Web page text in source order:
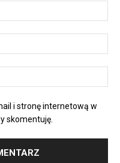
i stronę internetową w
skomentuję.